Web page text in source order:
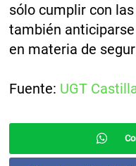
sólo cumplir con
también
en materia de
Fuente: UGT